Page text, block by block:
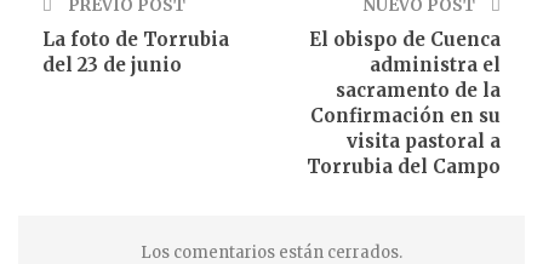
PREVIO POST
La foto de Torrubia
del 23 de junio
NUEVO POST
El obispo de Cuenca
administra el
sacramento de la
Confirmación en su
visita pastoral a
Torrubia del Campo
Los comentarios están cerrados.